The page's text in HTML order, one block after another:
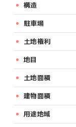
構造
駐車場
土地権利
地目
土地面積
建物面積
用途地域